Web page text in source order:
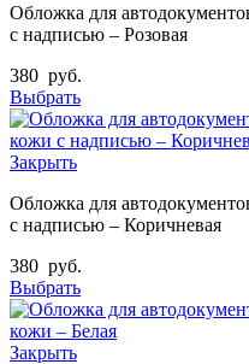
Обложка для
с надписью – Розовая
380 руб.
Выбрать
Закрыть
Обложка для
с надписью – Коричневая
380 руб.
Выбрать
Закрыть